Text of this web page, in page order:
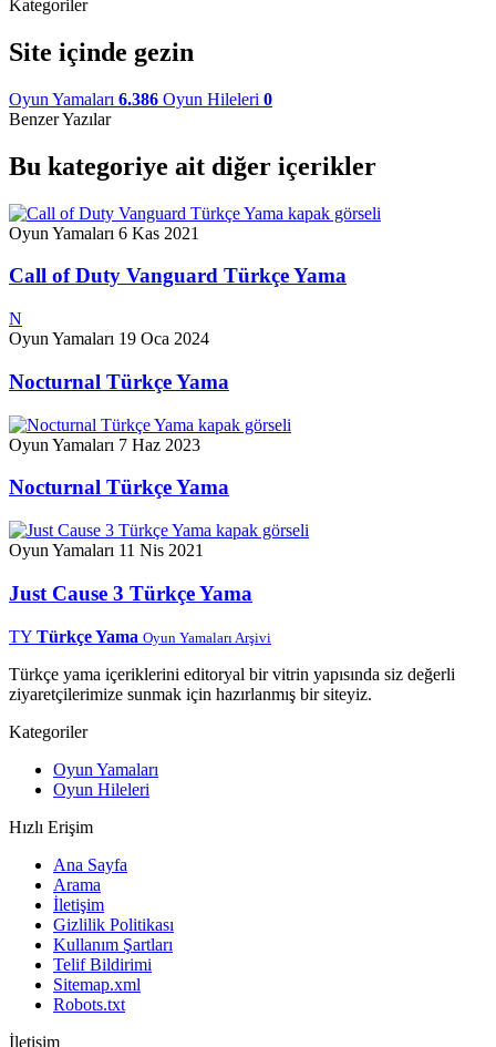
Kategoriler
Site içinde gezin
Oyun Yamaları 6.386 Oyun Hileleri 0
Benzer Yazılar
Bu kategoriye ait diğer içerikler
Oyun Yamaları 6 Kas 2021
Call of Duty Vanguard Türkçe Yama
N
Oyun Yamaları 19 Oca 2024
Nocturnal Türkçe Yama
Oyun Yamaları 7 Haz 2023
Nocturnal Türkçe Yama
Oyun Yamaları 11 Nis 2021
Just Cause 3 Türkçe Yama
TY Türkçe Yama Oyun Yamaları Arşivi
Türkçe yama içeriklerini editoryal bir vitrin yapısında siz değerli
ziyaretçilerimize sunmak için hazırlanmış bir siteyiz.
Kategoriler
Oyun Yamaları
Oyun Hileleri
Hızlı Erişim
Ana Sayfa
Arama
İletişim
Gizlilik Politikası
Kullanım Şartları
Telif Bildirimi
Sitemap.xml
Robots.txt
İletişim